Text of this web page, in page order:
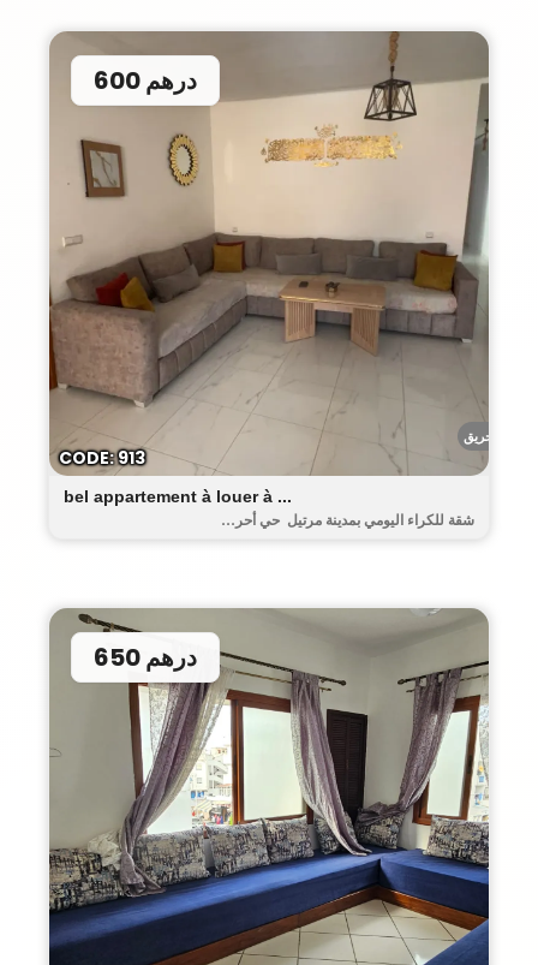
أحريق
bel appartement à louer à ...
600 درهم
شقة للكراء اليومي بمدينة مرتيل حي أحر...
CODE: 913
650 درهم